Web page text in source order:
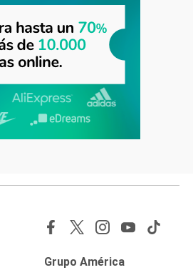
Grupo América